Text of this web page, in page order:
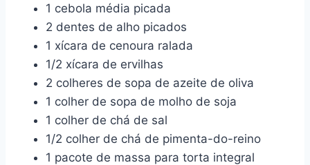
1 cebola média picada
2 dentes de alho picados
1 xícara de cenoura ralada
1/2 xícara de ervilhas
2 colheres de sopa de azeite de oliva
1 colher de sopa de molho de soja
1 colher de chá de sal
1/2 colher de chá de pimenta-do-reino
1 pacote de massa para torta integral